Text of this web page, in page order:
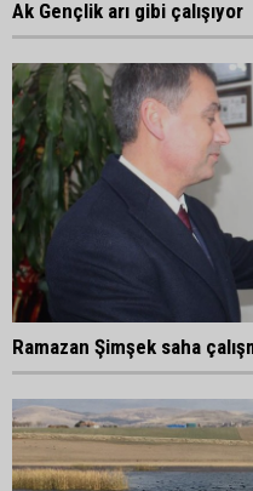
Ak Gençlik arı gibi çalışıyor
Ramazan Şimşek saha